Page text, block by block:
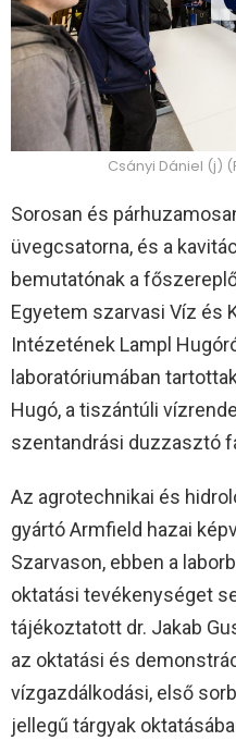
Csányi Dániel (j)
Sorosan és
üvegcsatorna, és a
bemutatónak a
Egyetem szarvasi Víz és
Intézetének Lampl
laboratóriumában
Hugó, a tiszántúli
szentandrási duzzasztó
Az agrotechnikai és
gyártó Armfield hazai
Szarvason, ebben a
oktatási tevékenységet
tájékoztatott dr. Jakab
az oktatási és
vízgazdálkodási, első
jellegű tárgyak